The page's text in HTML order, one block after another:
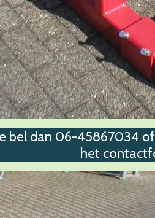
bel dan 06-45867034
het